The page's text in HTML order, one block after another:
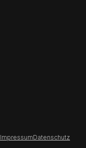
ImpressumDatenschutz